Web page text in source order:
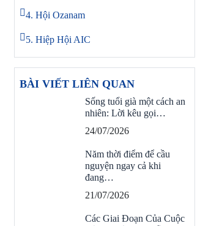
4. Hội Ozanam
5. Hiệp Hội AIC
BÀI VIẾT LIÊN QUAN
Sống tuổi già một cách an
nhiên: Lời kêu gọi…
24/07/2026
Năm thời điểm để cầu
nguyện ngay cả khi
đang…
21/07/2026
Các Giai Đoạn Của Cuộc